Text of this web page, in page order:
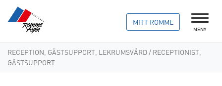
MITT ROMME
MENY
RECEPTION, GÄSTSUPPORT, LEKRUMSVÄRD/ RECEPTIONIST,
GÄSTSUPPORT